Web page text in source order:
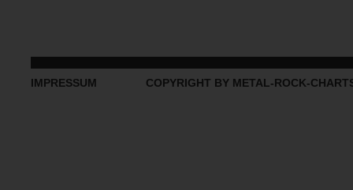
IMPRESSUM COPYRIGHT BY METAL-ROCK-